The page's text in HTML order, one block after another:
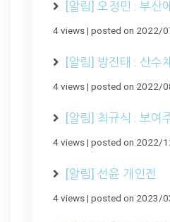
[알림] 오정민 : 부산
4 views| posted on 2022/
[알림] 방진태 : 산수
4 views| posted on 2022/
[알림] 최규식 : 보여
4 views| posted on 2022/
[알림] 선윤 개인전
4 views| posted on 2023/